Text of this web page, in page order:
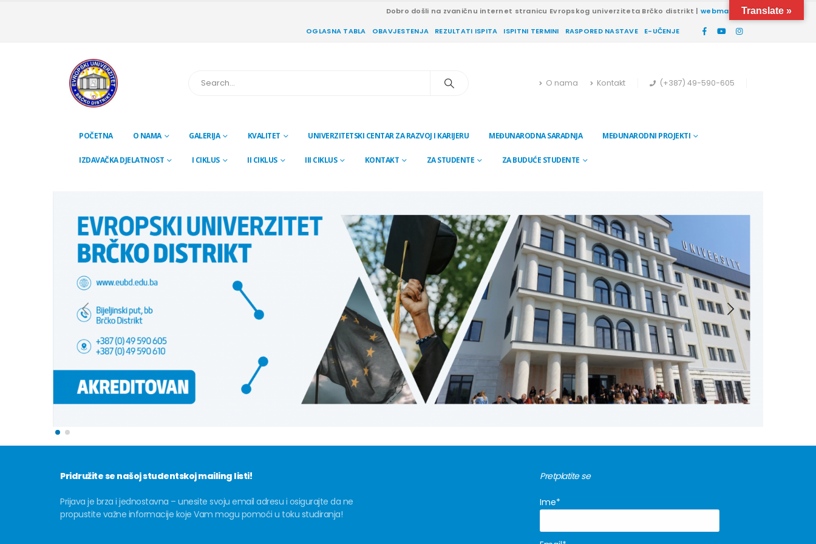
Dobro došli na zvaničnu internet stranicu Evropskog univerziteta Brčko distrikt |webmail
OGLASNA TABLA OBAVJESTENJA REZULTATI ISPITA ISPITNI TERMINI RASPORED NASTAVE E-UČENJE
O nama Kontakt (+387) 49-590-605
POČETNA O NAMA GALERIJA KVALITET UNIVERZITETSKI CENTAR ZA RAZVOJ I KARIJERU MEĐUNARODNA SARADNJA MEĐUNARODNI PROJEKTI
IZDAVAČKA DJELATNOST I CIKLUS II CIKLUS III CIKLUS KONTAKT ZA STUDENTE ZA BUDUĆE STUDENTE
EVROPSKI UNIVERZITET
Pridružite se našoj studentskoj mailing listi!
Prijava je brza i jednostavna – unesite svoju email adresu i osigurajte da ne
propustite važne informacije koje Vam mogu pomoći u toku studiranja!
Pretplatite se
Ime*
Translate »